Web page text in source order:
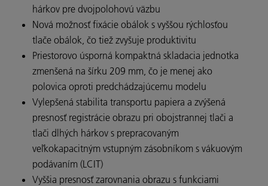
hárkov pre dvojpolohovú väzbu
Nová možnosť fixácie obálok s vyššou rýchlosťou
tlače obálok, čo tiež zvyšuje produktivitu
Priestorovo úsporná kompaktná skladacia jednotka
zmenšená na šírku 209 mm, čo je menej ako
polovica oproti predchádzajúcemu modelu
Vylepšená stabilita transportu papiera a zvýšená
presnosť registrácie obrazu pri obojstrannej tlači a
tlači dlhých hárkov s prepracovaným
veľkokapacitným vstupným zásobníkom s vákuovým
podávaním (LCIT)
Vyššia presnosť zarovnania obrazu s funkciami